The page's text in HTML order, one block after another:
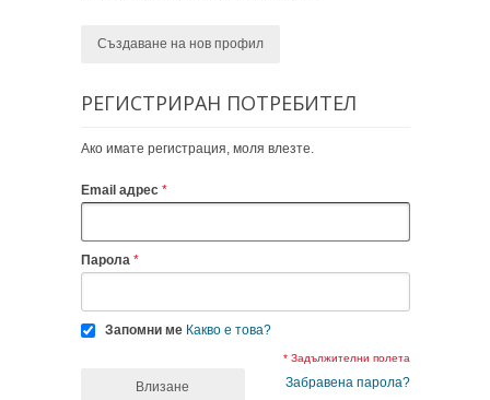
Създаване на нов профил
РЕГИСТРИРАН ПОТРЕБИТЕЛ
Ако имате регистрация, моля влезте.
Email адрес
Парола
Запомни ме Какво е това?
* Задължителни полета
Забравена парола?
Влизане